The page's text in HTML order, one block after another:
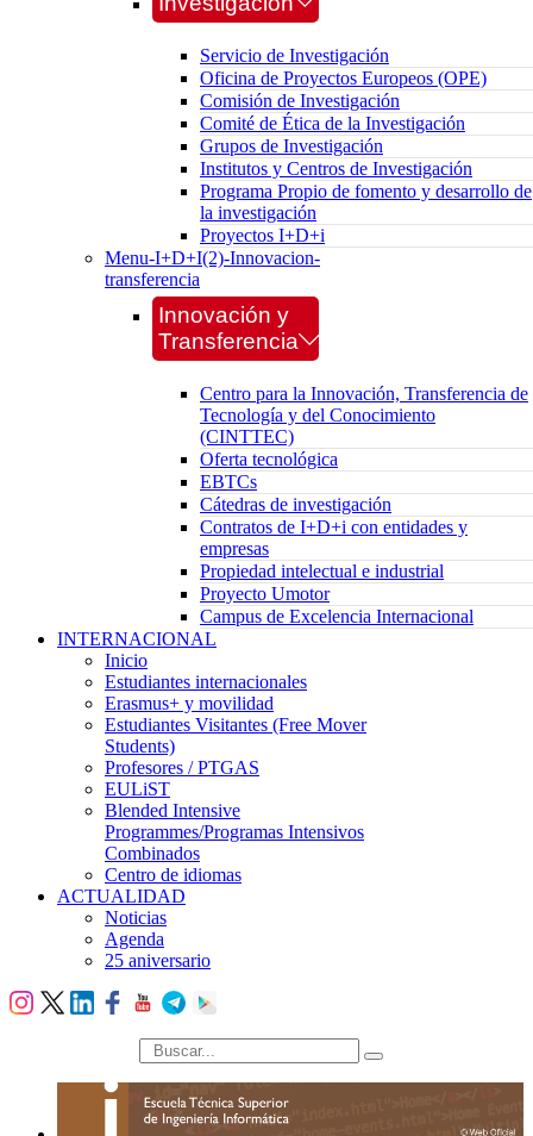
Servicio de Investigación
Oficina de Proyectos Europeos (OPE)
Comisión de Investigación
Comité de Ética de la Investigación
Grupos de Investigación
Institutos y Centros de Investigación
Programa Propio de fomento y desarrollo de
la investigación
Proyectos I+D+i
Menu-I+D+I(2)-Innovacion-
transferencia
Innovación y
Transferencia
Centro para la Innovación, Transferencia de
Tecnología y del Conocimiento
(CINTTEC)
Oferta tecnológica
EBTCs
Cátedras de investigación
Contratos de I+D+i con entidades y
empresas
Propiedad intelectual e industrial
Proyecto Umotor
Campus de Excelencia Internacional
INTERNACIONAL
Inicio
Estudiantes internacionales
Erasmus+ y movilidad
Estudiantes Visitantes (Free Mover
Students)
Profesores / PTGAS
EULiST
Blended Intensive
Programmes/Programas Intensivos
Combinados
Centro de idiomas
ACTUALIDAD
Noticias
Agenda
25 aniversario
búsqueda